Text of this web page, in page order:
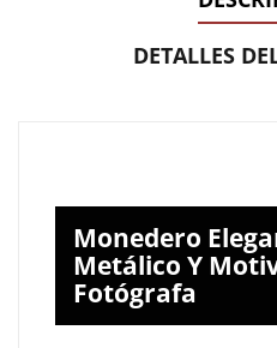
DETALLES
Monedero
Metálico Y
Fotógrafa